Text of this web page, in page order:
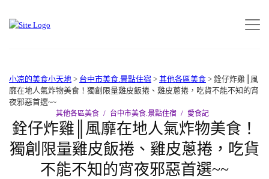
小凉的美食小天地 > 台中市美食.景點住宿 > 其他各區美食 > 銓仔炸雞║風
靡在地人氣炸物美食！獨創限量雞皮飯捲、雞皮蔥捲，吃貨不能不知的宵
夜邪惡首選~~
其他各區美食 台中市美食.景點住宿 愛食記
銓仔炸雞║風靡在地人氣炸物美食！
獨創限量雞皮飯捲、雞皮蔥捲，吃貨
不能不知的宵夜邪惡首選~~